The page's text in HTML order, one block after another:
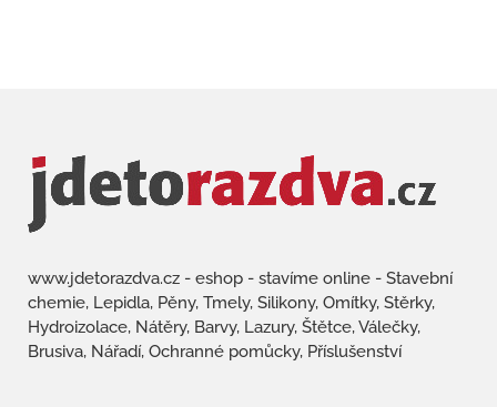
www.jdetorazdva.cz - eshop - stavíme online - Stavební
chemie, Lepidla, Pěny, Tmely, Silikony, Omítky, Stěrky,
Hydroizolace, Nátěry, Barvy, Lazury, Štětce, Válečky,
Brusiva, Nářadí, Ochranné pomůcky, Příslušenství